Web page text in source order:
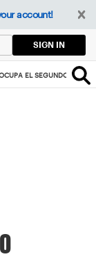
account!
SIGN IN
EL SEGUNDO